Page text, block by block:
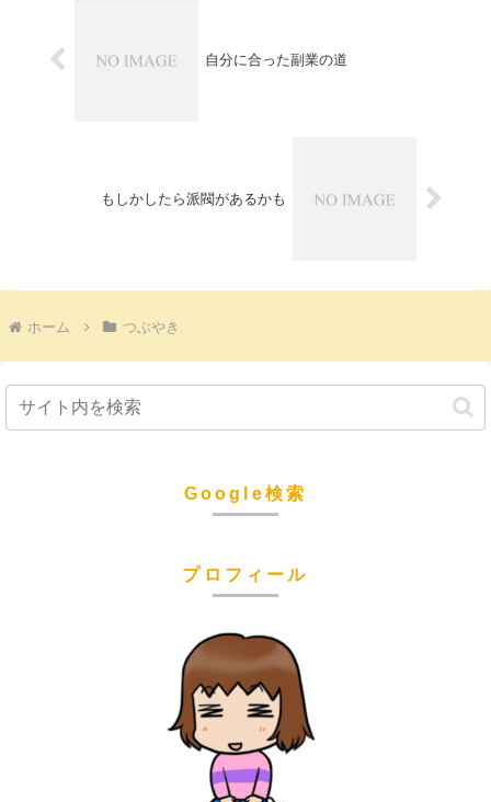
自分に合った副業の道
もしかしたら派閥があるかも
ホーム つぶやき
Google検索
プロフィール